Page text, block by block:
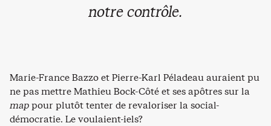
notre contrôle.
Marie-France Bazzo et Pierre-Karl Péladeau auraient pu
ne pas mettre Mathieu Bock-Côté et ses apôtres sur la
mappour plutôt tenter de revaloriser la social-
démocratie. Le voulaient-iels?